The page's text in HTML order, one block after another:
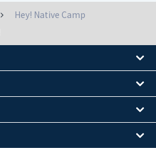
Hey! Native Camp